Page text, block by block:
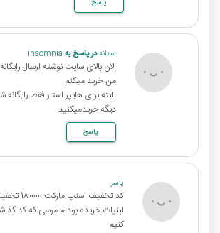
پاسخ
سمانهدر پاسخ به
الان بالای سایت نوشته ارسال
من خرید میکنم
البته برای هایپر استار فقط رایگانه
دیگه خریدمیکنید
پاسخ
یاسر
کد تخفیف
لبنیات خریده بود م مرسی که کد
کنیم